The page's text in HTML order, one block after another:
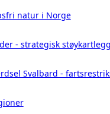
natur i Norge
- strategisk
Svalbard -